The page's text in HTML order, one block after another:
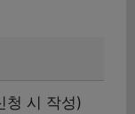
청 시 작성)